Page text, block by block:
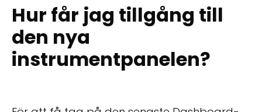
Hur får jag tillgång till
den nya
instrumentpanelen?